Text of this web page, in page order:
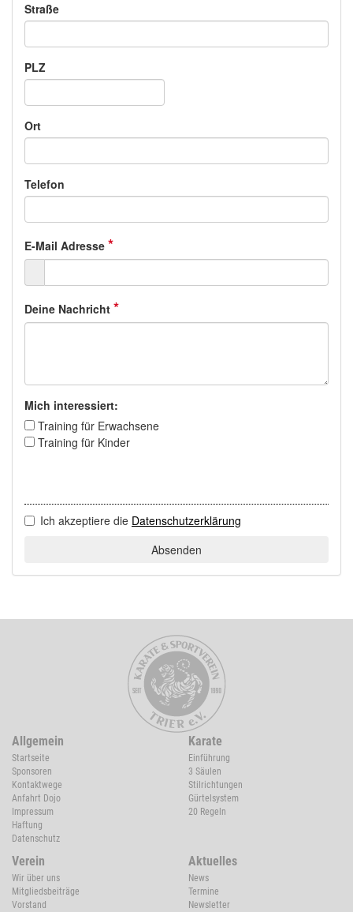
Straße
PLZ
Ort
Telefon
E-Mail Adresse *
Deine Nachricht *
Mich interessiert:
Training für Erwachsene
Training für Kinder
Ich akzeptiere die Datenschutzerklärung
Absenden
Allgemein
Startseite
Sponsoren
Kontaktwege
Anfahrt Dojo
Impressum
Haftung
Datenschutz
Karate
Einführung
3 Säulen
Stilrichtungen
Gürtelsystem
20 Regeln
Verein
Wir über uns
Mitgliedsbeiträge
Vorstand
Aktuelles
News
Termine
Newsletter